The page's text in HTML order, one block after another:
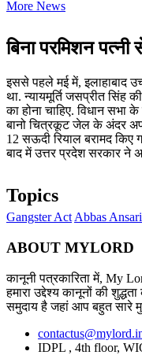
More News
बिना परमिशन
इससे पहले मई में, इलाहाबाद
था. न्यायमूर्ति जसप्रीत
का होना चाहिए. विधान
बानो चित्रकूट जेल के अंदर
12 सऊदी रियाल बरामद
बाद में उत्तर प्रदेश सरकार ने
Topics
Gangster Act Abbas Ansari
ABOUT MYLORD
कानूनी पत्रकारिता में, My
हमारा उद्देश्य कानूनों की
समुदाय है जहां आप बहुत सारे
IDPL , 4th floor,